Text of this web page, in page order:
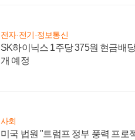
전자·전기·정보통신
SK하이닉스 1주당 375원 현금배
개 예정
사회
미국 법원 "트럼프 정부 풍력 프로